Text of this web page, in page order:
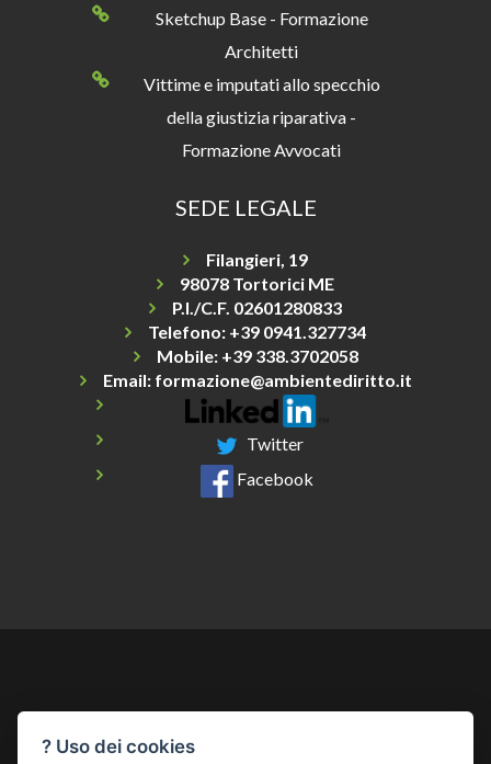
Sketchup Base - Formazione
Architetti
Vittime e imputati allo specchio
della giustizia riparativa -
Formazione Avvocati
SEDE LEGALE
Filangieri, 19
98078 Tortorici ME
P.I./C.F. 02601280833
Telefono: +39 0941.327734
Mobile: +39 338.3702058
Email: formazione@ambientediritto.it
Twitter
Facebook
? Uso dei cookies